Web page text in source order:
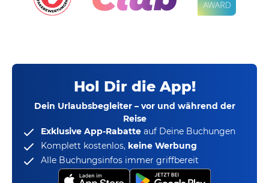
Hol Dir die App!
Dein Urlaubsbegleiter – vor und während der
Reise
Exklusive App-Rabatte auf Deine Buchungen
Komplett kostenlos, keine Werbung
Alle Buchungsinfos immer griffbereit